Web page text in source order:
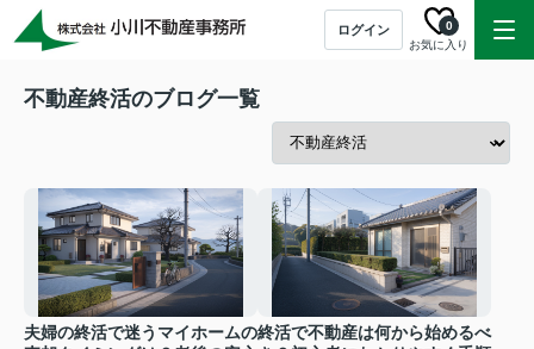
ログイン
お気に入り
0
不動産終活のブログ一覧
夫婦の終活で迷うマイホームの終活で不動産は何から始めるべ